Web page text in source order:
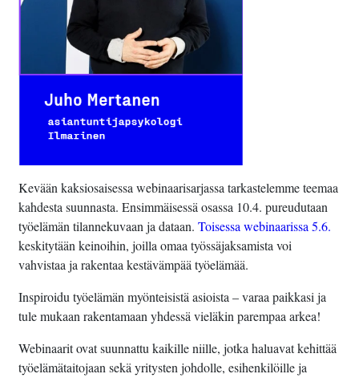
Kevään kaksiosaisessa webinaarisarjassa tarkastelemme teemaa
kahdesta suunnasta. Ensimmäisessä osassa 10.4. pureudutaan
työelämän tilannekuvaan ja dataan. Toisessa webinaarissa 5.6.
keskitytään keinoihin, joilla omaa työssäjaksamista voi
vahvistaa ja rakentaa kestävämpää työelämää.
Inspiroidu työelämän myönteisistä asioista – varaa paikkasi ja
tule mukaan rakentamaan yhdessä vieläkin parempaa arkea!
Webinaarit ovat suunnattu kaikille niille, jotka haluavat kehittää
työelämätaitojaan sekä yritysten johdolle, esihenkilöille ja